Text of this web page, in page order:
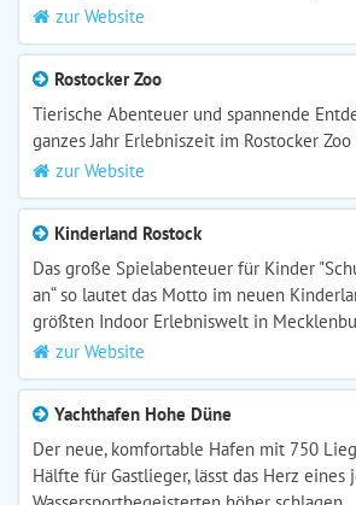
zur Website
Rostocker Zoo
Tierische Abenteuer und spannende
ganzes Jahr Erlebniszeit im Rostocker Zoo
zur Website
Kinderland Rostock
Das große Spielabenteuer für Kinder
an“ so lautet das Motto im neuen
größten Indoor Erlebniswelt in
zur Website
Yachthafen Hohe Düne
Der neue, komfortable Hafen mit 750
Hälfte für Gastlieger, lässt das Herz eines